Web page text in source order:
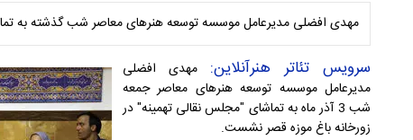
مهدی افضلی مدیرعامل موسسه توسعه هنرهای معاصر شب گذشته به
سرویس تئاتر هنرآنلاین: مهدی افضلی
مدیرعامل موسسه توسعه هنرهای معاصر جمعه
شب 3 آذر ماه به تماشای "مجلس نقالی تهمینه" در
زورخانه باغ موزه قصر نشست.